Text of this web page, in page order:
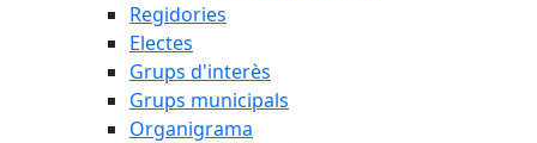
Regidories
Electes
Grups d'interès
Grups municipals
Organigrama